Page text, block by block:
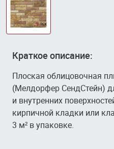
Краткое описание:
Плоская облицовочная
(Мелдорфер СендСтейн)
и внутренних
кирпичной кладки или
3 м² в упаковке.